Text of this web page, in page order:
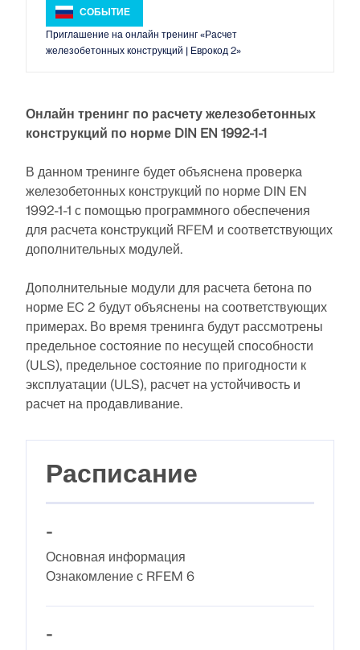
RWIND 3
CFD-программное обеспечение для цифровых
аэродинамических труб
Dlubal API
Ваш портал в параметрическое моделирование и
автоматизацию
Открыть для себя API
Документация по API
Указатель
Начало работы
Примеры
вебинарами и премиальными услугами для
пользователей договора на обслуживание Pro.
обучения.
ПОЛУЧИТЬ БЕСПЛАТНУЮ ЛИЦЕНЗИЮ
месте.
СВЯЗАТЬСЯ С САППОРТОМ
свою карьеру на новые высоты.
ОТКРЫТЫЕ ВАКАНСИИ
СОБЫТИЕ
Приглашение на онлайн тренинг «Расчет
железобетонных конструкций | Еврокод 2»
Онлайн тренинг по расчету железобетонных
конструкций по норме DIN EN 1992-1-1
В данном тренинге будет объяснена проверка
железобетонных конструкций по норме DIN EN
1992-1-1 с помощью программного обеспечения
для расчета конструкций RFEM и соответствующих
дополнительных модулей.
Дополнительные модули для расчета бетона по
норме EC 2 будут объяснены на соответствующих
примерах. Во время тренинга будут рассмотрены
предельное состояние по несущей способности
(ULS), предельное состояние по пригодности к
эксплуатации (ULS), расчет на устойчивость и
расчет на продавливание.
Расписание
-
Основная информация
Ознакомление с RFEM 6
-